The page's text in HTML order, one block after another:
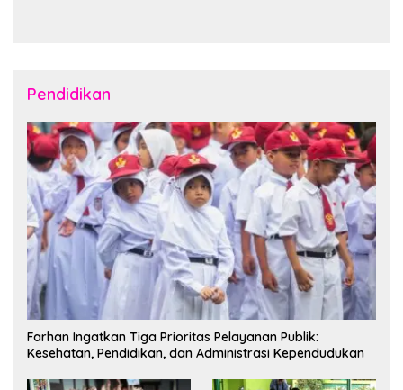
Pendidikan
Farhan Ingatkan Tiga Prioritas Pelayanan Publik:
Kesehatan, Pendidikan, dan Administrasi Kependudukan